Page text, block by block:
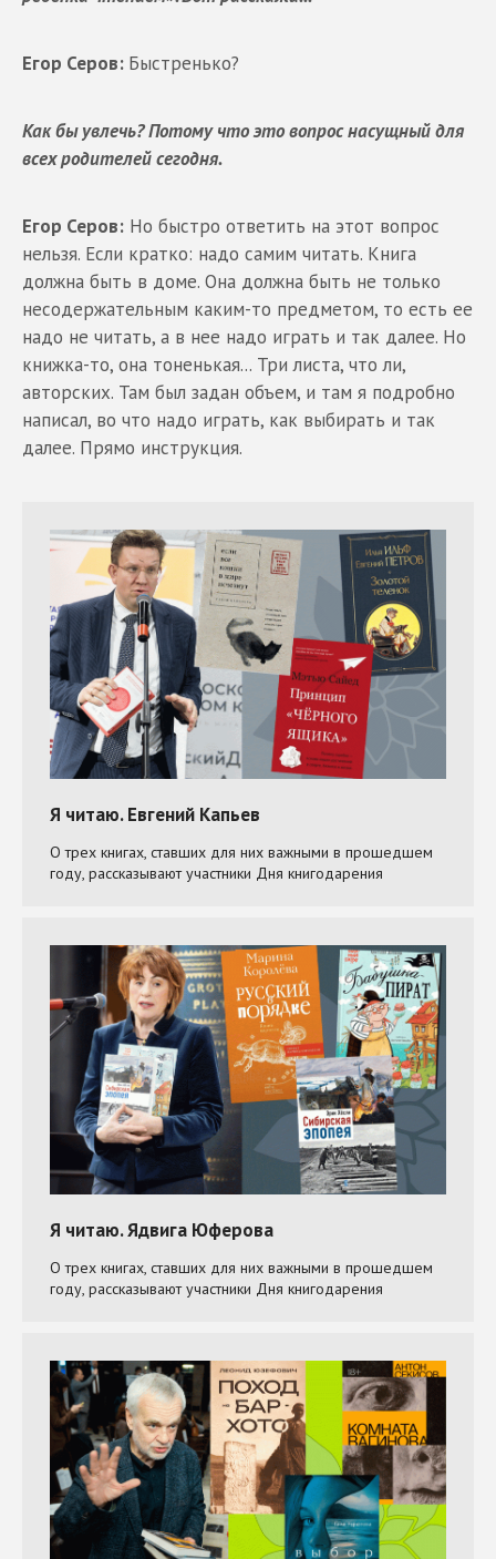
Егор Серов: Быстренько?
Как бы увлечь? Потому что это вопрос насущный для
всех родителей сегодня.
Егор Серов: Но быстро ответить на этот вопрос
нельзя. Если кратко: надо самим читать. Книга
должна быть в доме. Она должна быть не только
несодержательным каким-то предметом, то есть ее
надо не читать, а в нее надо играть и так далее. Но
книжка-то, она тоненькая... Три листа, что ли,
авторских. Там был задан объем, и там я подробно
написал, во что надо играть, как выбирать и так
далее. Прямо инструкция.